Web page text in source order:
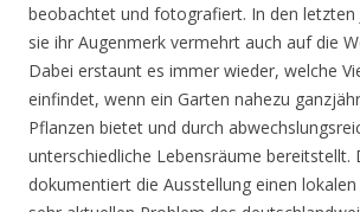
beobachtet und fotografiert. In den letzten
sie ihr Augenmerk vermehrt auch auf die
Dabei erstaunt es immer wieder, welche
einfindet, wenn ein Garten nahezu
Pflanzen bietet und durch
unterschiedliche Lebensräume bereitstellt.
dokumentiert die Ausstellung einen